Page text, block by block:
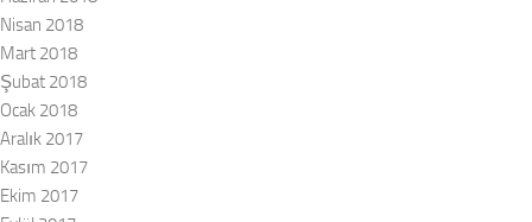
Nisan 2018
Mart 2018
Şubat 2018
Ocak 2018
Aralık 2017
Kasım 2017
Ekim 2017